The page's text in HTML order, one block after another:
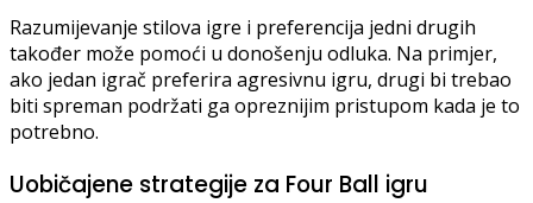
Razumijevanje stilova igre i preferencija jedni drugih
također može pomoći u donošenju odluka. Na primjer,
ako jedan igrač preferira agresivnu igru, drugi bi trebao
biti spreman podržati ga opreznijim pristupom kada je to
potrebno.
Uobičajene strategije za Four Ball igru